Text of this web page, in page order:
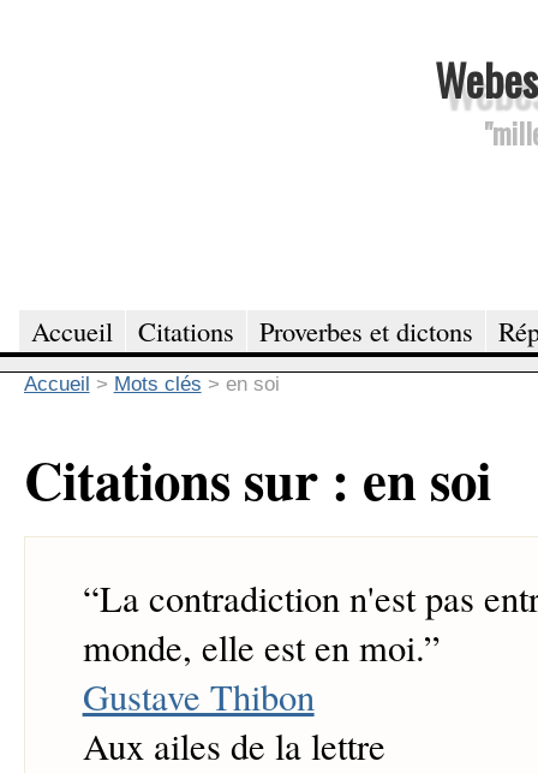
Accueil Citations Proverbes et dictons
Accueil > Mots clés > en soi
Citations sur : en soi
“La contradiction n'est pas
monde, elle est en moi.”
Gustave Thibon
Aux ailes de la lettre